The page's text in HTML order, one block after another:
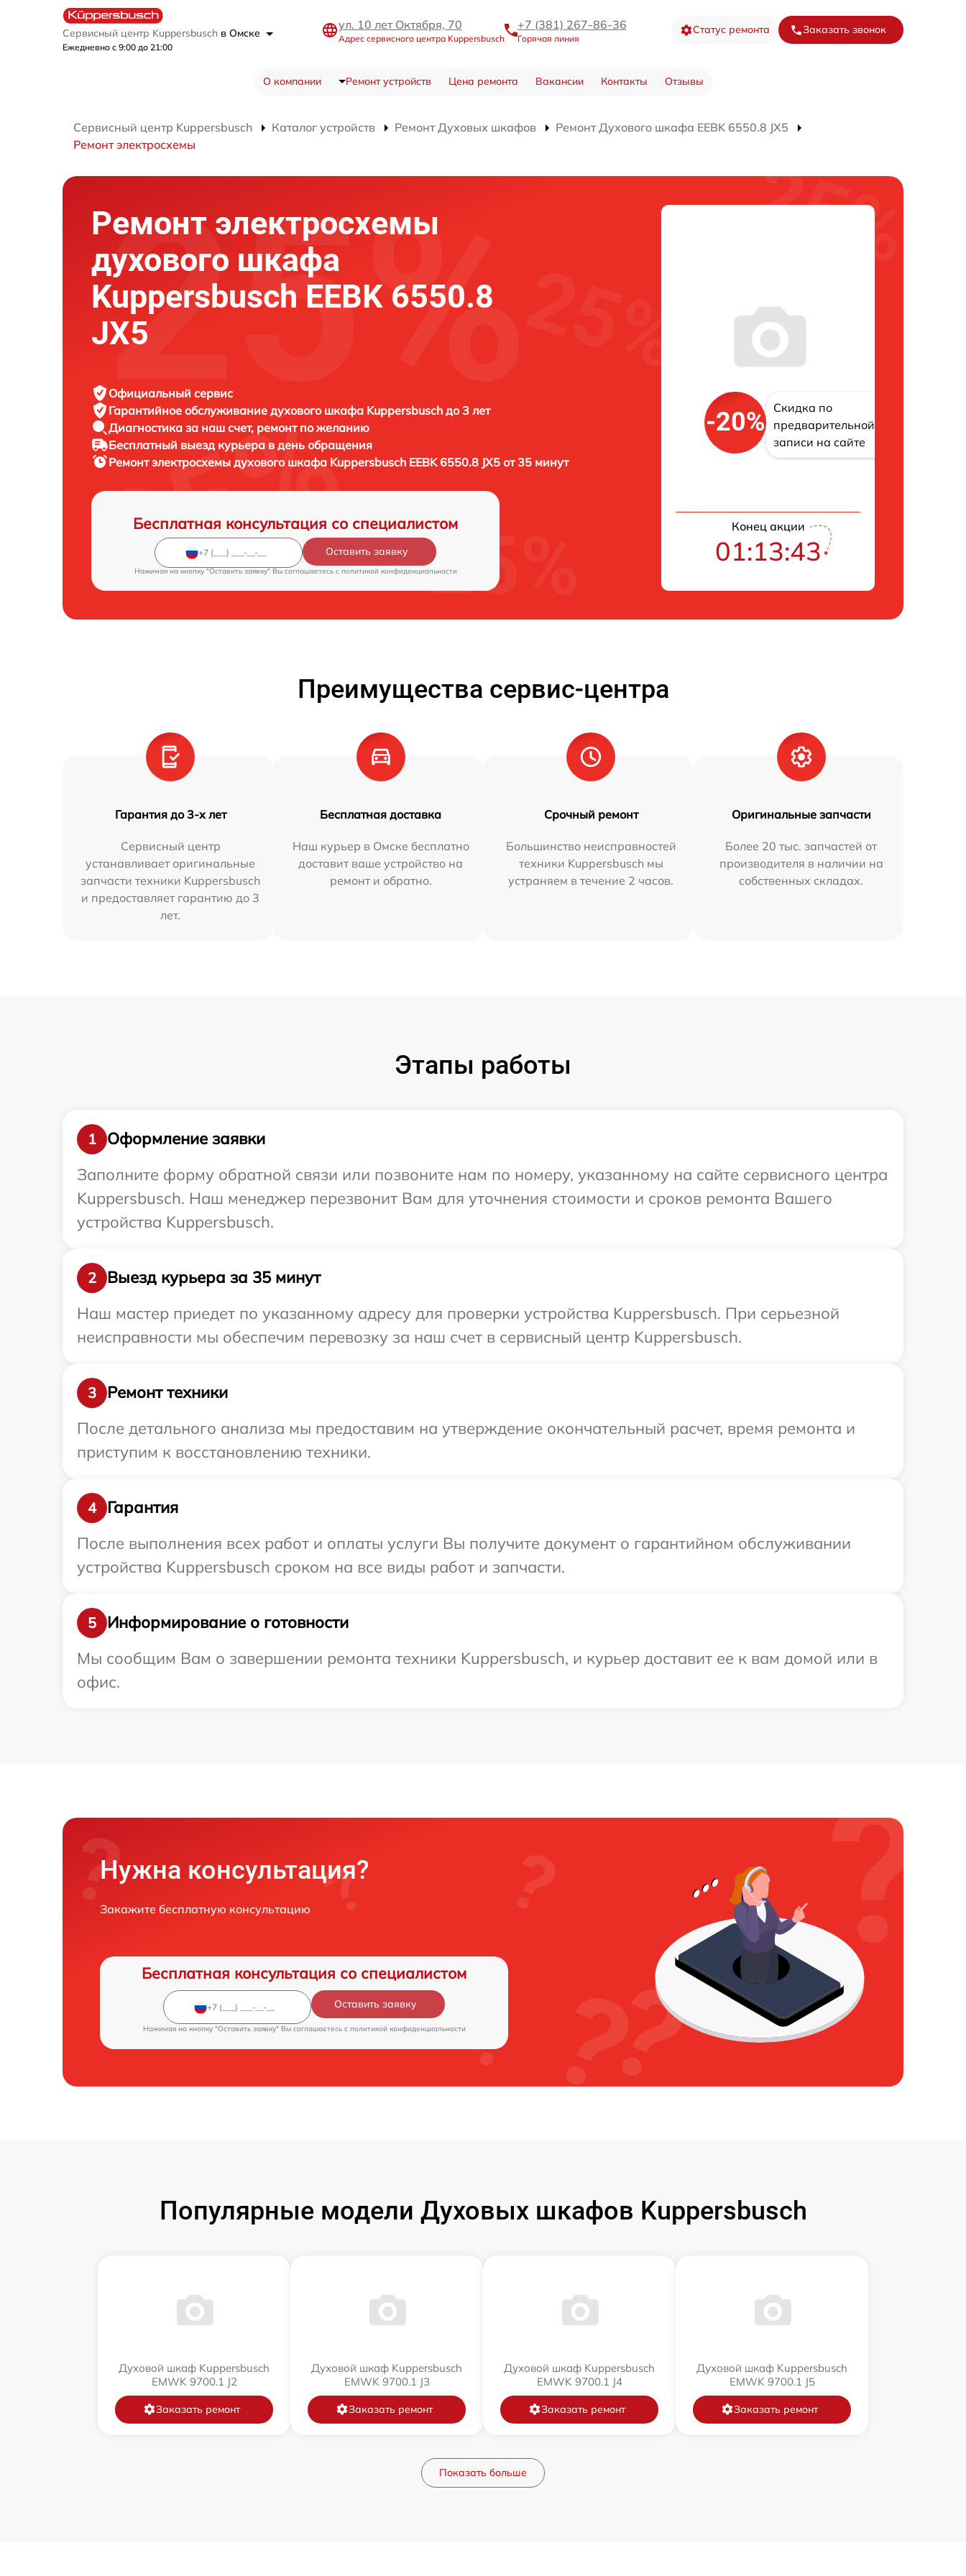
Сервисный центр Kuppersbusch в Омске
Ежедневно с 9:00 до 21:00
ул. 10 лет Октября, 70
Адрес сервисного центра Kuppersbusch
+7 (381) 267-86-36
Горячая линия
Статус ремонта Заказать звонок
О компании Ремонт устройств Цена ремонта Вакансии Контакты Отзывы
Сервисный центр Kuppersbusch Каталог устройств Ремонт Духовых шкафов
Ремонт Духового шкафа EEBK 6550.8 JX5
Ремонт электросхемы
Ремонт электросхемы
духового шкафа
Kuppersbusch EEBK 6550.8
JX5
Официальный сервис
Гарантийное обслуживание духового шкафа Kuppersbusch до 3 лет
Диагностика за наш счет, ремонт по желанию
Бесплатный выезд курьера в день обращения
Ремонт электросхемы духового шкафа Kuppersbusch EEBK 6550.8 JX5 от 35 минут
Бесплатная консультация со специалистом
Оставить заявку
Нажимая на кнопку "Оставить заявку" Вы соглашаетесь c политикой конфиденциальности
-20%
Скидка по
предварительной
записи на сайте
Конец акции
01:13:42
Преимущества сервис-центра
Гарантия до 3-х лет
Сервисный центр
устанавливает оригинальные
запчасти техники Kuppersbusch
и предоставляет гарантию до 3
лет.
Бесплатная доставка
Наш курьер в Омске бесплатно
доставит ваше устройство на
ремонт и обратно.
Срочный ремонт
Большинство неисправностей
техники Kuppersbusch мы
устраняем в течение 2 часов.
Оригинальные запчасти
Более 20 тыс. запчастей от
производителя в наличии на
собственных складах.
Этапы работы
1
Оформление заявки
Заполните форму обратной связи или позвоните нам по номеру, указанному на сайте сервисного центра
Kuppersbusch. Наш менеджер перезвонит Вам для уточнения стоимости и сроков ремонта Вашего
устройства Kuppersbusch.
2
Выезд курьера за 35 минут
Наш мастер приедет по указанному адресу для проверки устройства Kuppersbusch. При серьезной
неисправности мы обеспечим перевозку за наш счет в сервисный центр Kuppersbusch.
3
Ремонт техники
После детального анализа мы предоставим на утверждение окончательный расчет, время ремонта и
приступим к восстановлению техники.
4
Гарантия
После выполнения всех работ и оплаты услуги Вы получите документ о гарантийном обслуживании
устройства Kuppersbusch сроком на все виды работ и запчасти.
5
Информирование о готовности
Мы сообщим Вам о завершении ремонта техники Kuppersbusch, и курьер доставит ее к вам домой или в
офис.
Нужна консультация?
Закажите бесплатную консультацию
Бесплатная консультация со специалистом
Оставить заявку
Нажимая на кнопку "Оставить заявку" Вы соглашаетесь c политикой конфиденциальности
Популярные модели Духовых шкафов Kuppersbusch
Духовой шкаф Kuppersbusch
EMWK 9700.1 J2
Заказать ремонт
Духовой шкаф Kuppersbusch
EMWK 9700.1 J3
Заказать ремонт
Духовой шкаф Kuppersbusch
EMWK 9700.1 J4
Заказать ремонт
Духовой шкаф Kuppersbusch
EMWK 9700.1 J5
Заказать ремонт
Показать больше